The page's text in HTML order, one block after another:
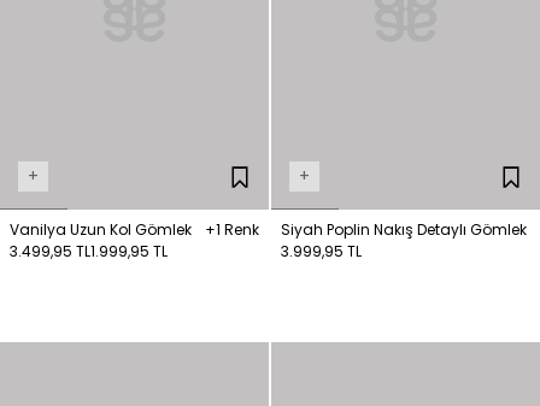
+
Vanilya Uzun Kol Gömlek
+1 Renk
3.499,95 TL1.999,95 TL
+
Siyah Poplin Nakış Detaylı Gömlek
3.999,95 TL